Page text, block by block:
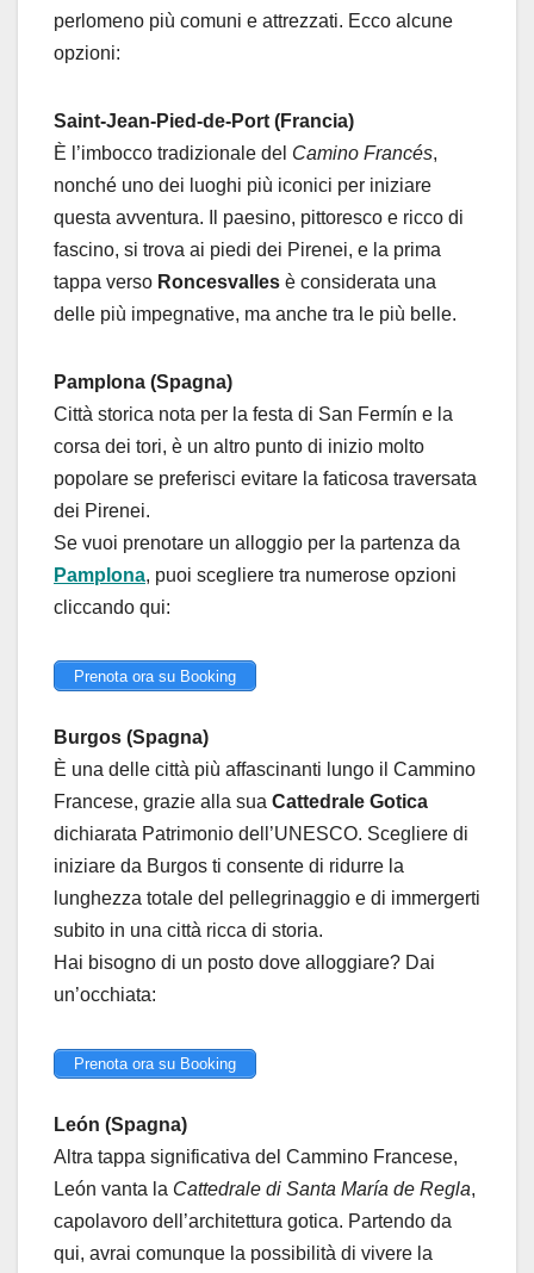
perlomeno più comuni e attrezzati. Ecco alcune
opzioni:
Saint-Jean-Pied-de-Port (Francia)
È l’imbocco tradizionale del Camino Francés,
nonché uno dei luoghi più iconici per iniziare
questa avventura. Il paesino, pittoresco e ricco di
fascino, si trova ai piedi dei Pirenei, e la prima
tappa verso Roncesvalles è considerata una
delle più impegnative, ma anche tra le più belle.
Pamplona (Spagna)
Città storica nota per la festa di San Fermín e la
corsa dei tori, è un altro punto di inizio molto
popolare se preferisci evitare la faticosa traversata
dei Pirenei.
Se vuoi prenotare un alloggio per la partenza da
Pamplona, puoi scegliere tra numerose opzioni
cliccando qui:
Prenota ora su Booking
Burgos (Spagna)
È una delle città più affascinanti lungo il Cammino
Francese, grazie alla sua Cattedrale Gotica
dichiarata Patrimonio dell’UNESCO. Scegliere di
iniziare da Burgos ti consente di ridurre la
lunghezza totale del pellegrinaggio e di immergerti
subito in una città ricca di storia.
Hai bisogno di un posto dove alloggiare? Dai
un’occhiata:
Prenota ora su Booking
León (Spagna)
Altra tappa significativa del Cammino Francese,
León vanta la Cattedrale di Santa María de Regla,
capolavoro dell’architettura gotica. Partendo da
qui, avrai comunque la possibilità di vivere la